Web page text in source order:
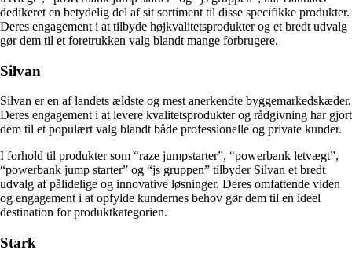
dedikeret en betydelig del af sit sortiment til disse specifikke produkter.
Deres engagement i at tilbyde højkvalitetsprodukter og et bredt udvalg
gør dem til et foretrukken valg blandt mange forbrugere.
Silvan
Silvan er en af landets ældste og mest anerkendte byggemarkedskæder.
Deres engagement i at levere kvalitetsprodukter og rådgivning har gjort
dem til et populært valg blandt både professionelle og private kunder.
I forhold til produkter som “raze jumpstarter”, “powerbank letvægt”,
“powerbank jump starter” og “js gruppen” tilbyder Silvan et bredt
udvalg af pålidelige og innovative løsninger. Deres omfattende viden
og engagement i at opfylde kundernes behov gør dem til en ideel
destination for produktkategorien.
Stark